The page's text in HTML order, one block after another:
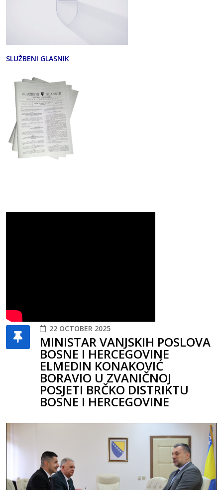
SLUŽBENI GLASNIK
22 OCTOBER 2025
MINISTAR VANJSKIH POSLOVA
BOSNE I HERCEGOVINE
ELMEDIN KONAKOVIĆ
BORAVIO U ZVANIČNOJ
POSJETI BRČKO DISTRIKTU
BOSNE I HERCEGOVINE